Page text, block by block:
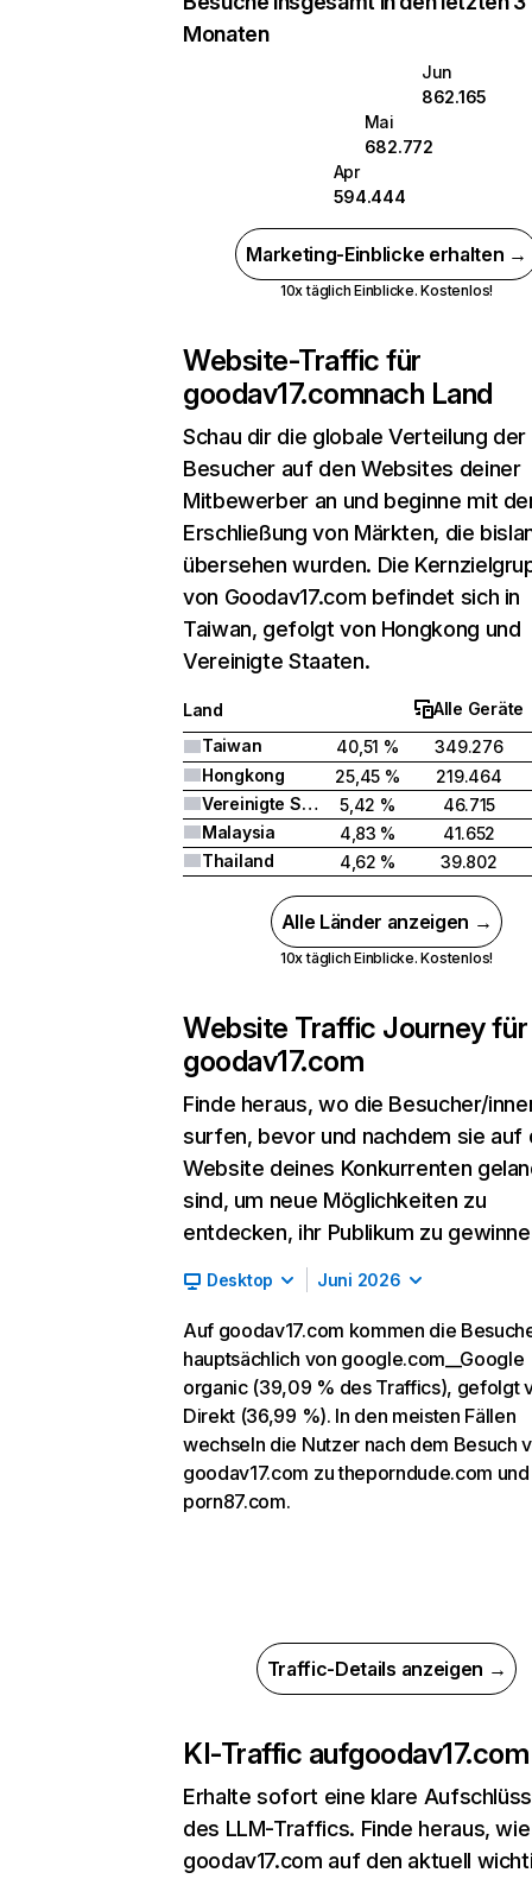
Monaten
Jun
862.165
Mai
682.772
Apr
594.444
Marketing-Einblicke erhalten →
10x täglich Einblicke. Kostenlos!
Website-Traffic für
goodav17.comnach Land
Schau dir die globale Verteilung der
Besucher auf den Websites deiner
Mitbewerber an und beginne mit
Erschließung von Märkten, die
übersehen wurden. Die
von Goodav17.com befindet sich in
Taiwan, gefolgt von Hongkong und
Vereinigte Staaten.
Land
Alle Geräte
Taiwan
40,51 %
349.276
Hongkong
25,45 %
219.464
Vereinigte Staaten
5,42 %
46.715
Malaysia
4,83 %
41.652
Thailand
4,62 % 39.802
Alle Länder anzeigen →
10x täglich Einblicke. Kostenlos!
Website Traffic Journey für
goodav17.com
Finde heraus, wo die Besucher/
surfen, bevor und nachdem sie auf
Website deines Konkurrenten
sind, um neue Möglichkeiten zu
entdecken, ihr Publikum zu
Desktop Juni 2026
Auf goodav17.com kommen die
hauptsächlich von google.com__Google
organic (39,09 % des Traffics), gefolgt
Direkt (36,99 %). In den meisten Fällen
wechseln die Nutzer nach dem Besuch
goodav17.com zu theporndude.com und
porn87.com.
Traffic-Details anzeigen →
KI-Traffic aufgoodav17.com
Erhalte sofort eine klare
des LLM-Traffics. Finde heraus, wie
goodav17.com auf den aktuell